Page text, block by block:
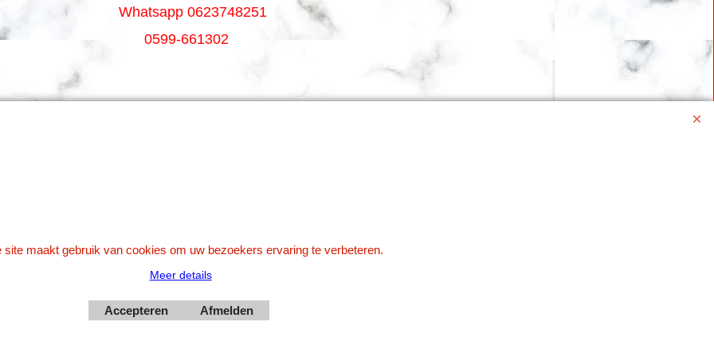
Whatsapp 0623748251
0599-661302
Webwinkel gemaakt met
ShopFactory webwinkel
software.
site maakt gebruik van cookies om uw bezoekers ervaring te verbeteren.
Meer details
Accepteren Afmelden